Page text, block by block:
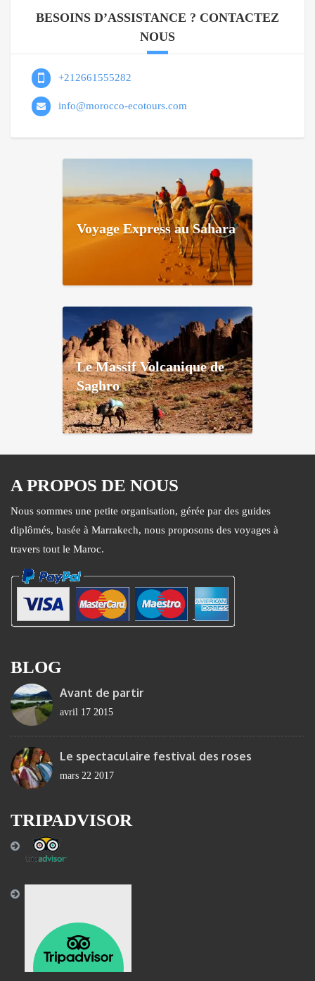
BESOINS D’ASSISTANCE ? CONTACTEZ
NOUS
+212661555282
info@morocco-ecotours.com
Voyage Express au Sahara
Le Massif Volcanique de
Saghro
A PROPOS DE NOUS
Nous sommes une petite organisation, gérée par des guides
diplômés, basée à Marrakech, nous proposons des voyages à
travers tout le Maroc.
BLOG
Avant de partir
avril 17 2015
Le spectaculaire festival des roses
mars 22 2017
TRIPADVISOR